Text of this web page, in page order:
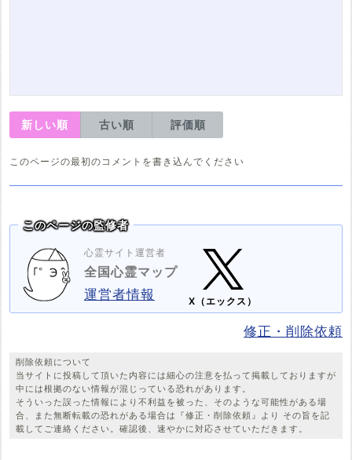
新しい順 古い順 評価順
このページの最初のコメントを書き込んでください
このページの監修者
心霊サイト運営者
全国心霊マップ
運営者情報
X（エックス）
修正・削除依頼
削除依頼について
当サイトに投稿して頂いた内容には細心の注意を払って掲載しておりますが
中には根拠のない情報が混じっている恐れがあります。
そういった誤った情報により不利益を被った、そのような可能性がある場
合、また無断転載の恐れがある場合は『修正・削除依頼』より その旨を記
載してご連絡ください。確認後、速やかに対応させていただきます。